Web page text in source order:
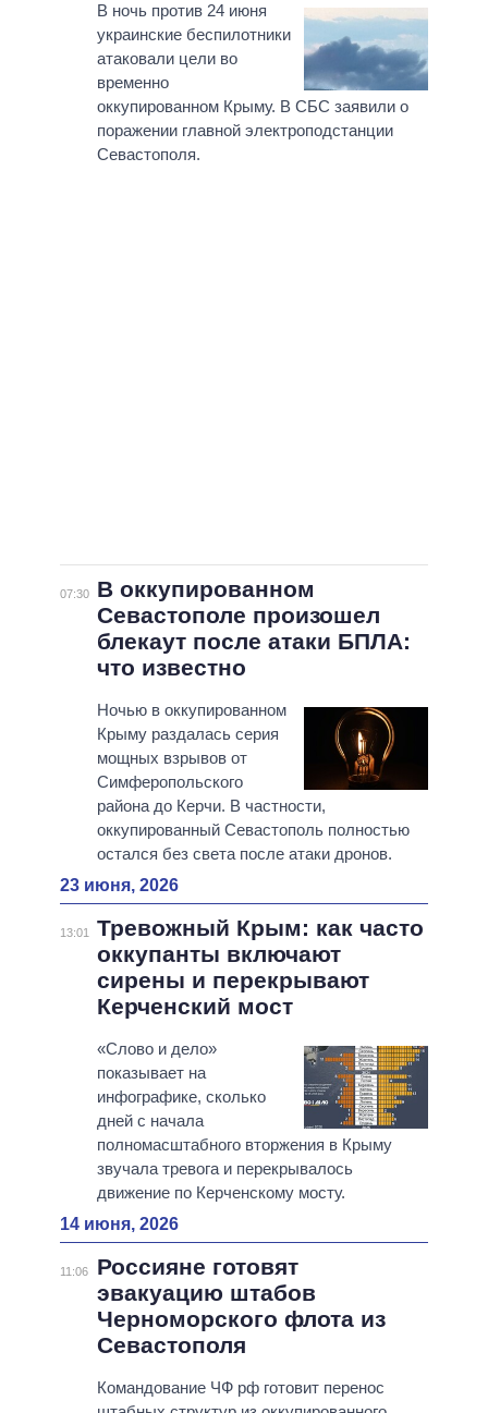
В ночь против 24 июня
украинские беспилотники
атаковали цели во
временно
оккупированном Крыму. В СБС заявили о
поражении главной электроподстанции
Севастополя.
07:30
В оккупированном
Севастополе произошел
блекаут после атаки БПЛА:
что известно
Ночью в оккупированном
Крыму раздалась серия
мощных взрывов от
Симферопольского
района до Керчи. В частности,
оккупированный Севастополь полностью
остался без света после атаки дронов.
23 июня, 2026
13:01
Тревожный Крым: как часто
оккупанты включают
сирены и перекрывают
Керченский мост
«Слово и дело»
показывает на
инфографике, сколько
дней с начала
полномасштабного вторжения в Крыму
звучала тревога и перекрывалось
движение по Керченскому мосту.
14 июня, 2026
11:06
Россияне готовят
эвакуацию штабов
Черноморского флота из
Севастополя
Командование ЧФ рф готовит перенос